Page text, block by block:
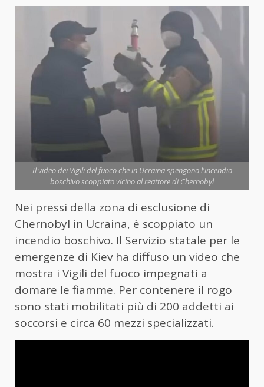
Il video dei Vigili del fuoco che in Ucraina spengono l'incendio
boschivo scoppiato vicino al reattore di Chernobyl
Nei pressi della zona di esclusione di
Chernobyl in Ucraina, è scoppiato un
incendio boschivo. Il Servizio statale per le
emergenze di Kiev ha diffuso un video che
mostra i Vigili del fuoco impegnati a
domare le fiamme. Per contenere il rogo
sono stati mobilitati più di 200 addetti ai
soccorsi e circa 60 mezzi specializzati.